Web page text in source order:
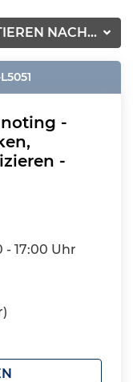
NACH...
-
-
- 17:00 Uhr